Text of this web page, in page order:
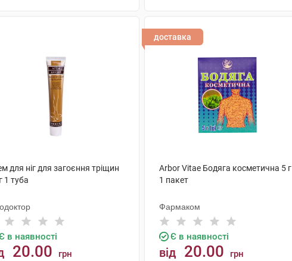
для ніг для загоєння тріщин
1 туба
в наявності
20.00 грн
доставка
Arbor Vitae Бодяга косметична 5 г
1 пакет
Фармаком
Є в наявності
від 20.00 грн